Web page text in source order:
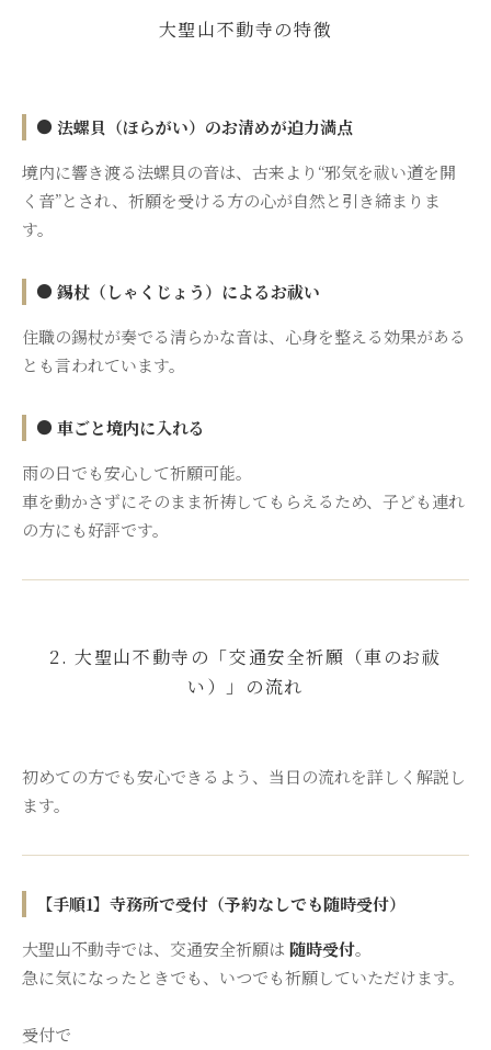
大聖山不動寺の特徴
● 法螺貝（ほらがい）のお清めが迫力満点
境内に響き渡る法螺貝の音は、古来より“邪気を祓い道を開
く音”とされ、祈願を受ける方の心が自然と引き締まりま
す。
● 錫杖（しゃくじょう）によるお祓い
住職の錫杖が奏でる清らかな音は、心身を整える効果がある
とも言われています。
● 車ごと境内に入れる
雨の日でも安心して祈願可能。
車を動かさずにそのまま祈祷してもらえるため、子ども連れ
の方にも好評です。
2. 大聖山不動寺の「交通安全祈願（車のお祓
い）」の流れ
初めての方でも安心できるよう、当日の流れを詳しく解説し
ます。
【手順1】寺務所で受付（予約なしでも随時受付）
大聖山不動寺では、交通安全祈願は 随時受付。
急に気になったときでも、いつでも祈願していただけます。
受付で